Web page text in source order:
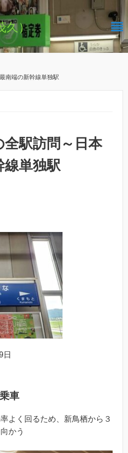
久）
南端の新幹線単独駅
全駅訪問～日本
線単独駅
日
車
よく回るため、新鳥栖から３
かう